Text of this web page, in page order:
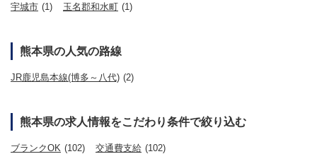
宇城市 (1) 玉名郡和水町 (1)
熊本県の人気の路線
JR鹿児島本線(博多～八代) (2)
熊本県の求人情報をこだわり条件で絞り込む
ブランクOK (102) 交通費支給 (102)